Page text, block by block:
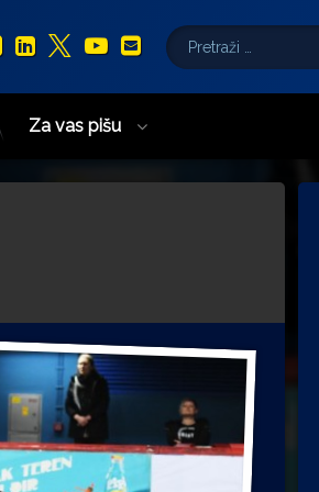
Facebook
LinkedIn
X.com
YouTube
E-mail
Pretraži:
Za vas pišu